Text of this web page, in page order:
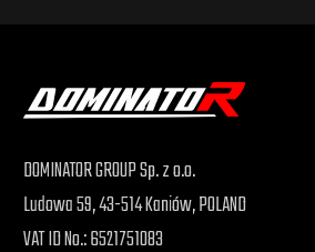
DOMINATOR GROUP Sp. z o.o.
Ludowa 59, 43-514 Kaniów, POLAND
VAT ID No.: 6521751083